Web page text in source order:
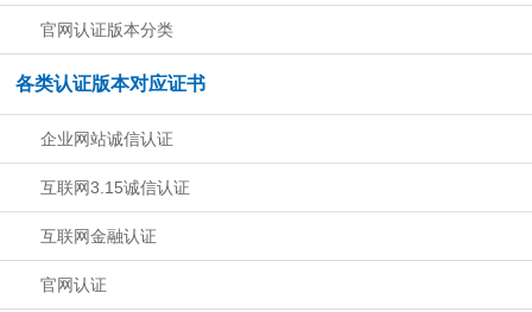
官网认证版本分类
各类认证版本对应证书
企业网站诚信认证
互联网3.15诚信认证
互联网金融认证
官网认证